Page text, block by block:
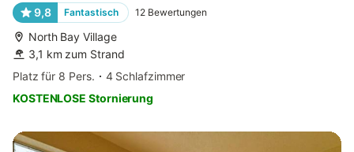
9,8 Fantastisch 12 Bewertungen
North Bay Village
3,1 km zum Strand
Platz für 8 Pers.
4 Schlafzimmer
KOSTENLOSE Stornierung